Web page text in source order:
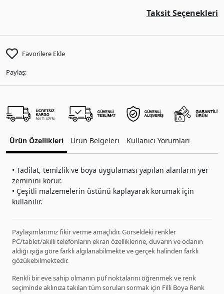
Taksit Seçenekleri
Favorilere Ekle
Paylaş:
Ürün Özellikleri Ürün Belgeleri Kullanıcı Yorumları
• Tadilat, temizlik ve boya uygulaması yapılan alanların yer
zeminini korur.
• Çeşitli malzemelerin üstünü kaplayarak korumak için
kullanılır.
Paylaşımlarımız fikir verme amaçlıdır. Görseldeki renkler
PC/tablet/akıllı telefonların ekran özelliklerine, duvarın ve odanın
aldığı ışığa göre farklı algılanabilmekte ve gerçek halinden farklı
gözükebilmektedir.
Renkli bir eve sahip olmanın püf noktalarını öğrenmek ve renk
seçiminde aklınıza takılan tüm soruları sormak için Filli Boya Renk